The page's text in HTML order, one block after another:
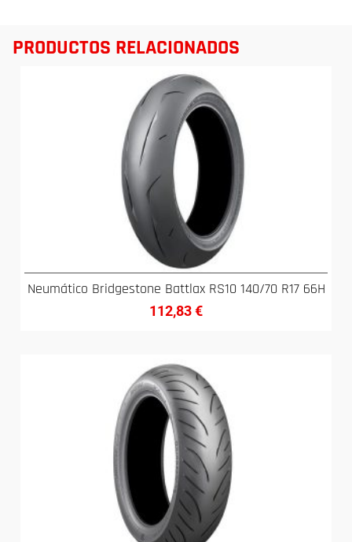
PRODUCTOS RELACIONADOS
Neumático Bridgestone Battlax RS10 140/70 R17 66H
112,83€